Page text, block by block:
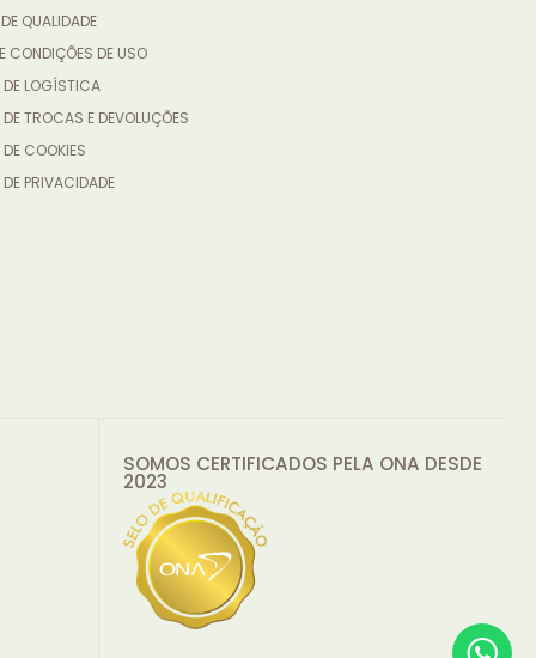
QUALIDADE
CONDIÇÕES DE USO
LOGÍSTICA
TROCAS E DEVOLUÇÕES
COOKIES
PRIVACIDADE
SOMOS CERTIFICADOS PELA ONA DESDE
2023